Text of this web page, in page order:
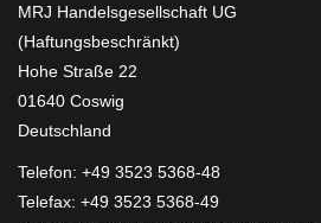
MRJ Handelsgesellschaft UG
(Haftungsbeschränkt)
Hohe Straße 22
01640 Coswig
Deutschland
Telefon: +49 3523 5368-48
Telefax: +49 3523 5368-49